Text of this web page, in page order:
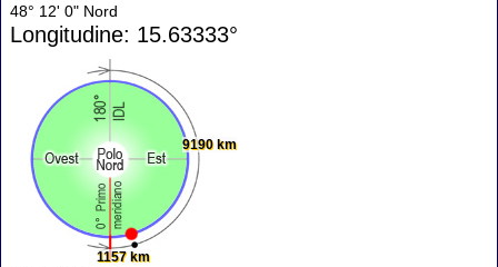
48° 12' 0" Nord
Longitudine: 15.63333°
1157 km
9190 km